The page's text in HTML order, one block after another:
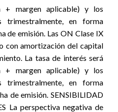
+ margen aplicable) y los
trimestralmente, en forma
de emisión. Las ON Clase IX
con amortización del capital
La tasa de interés será
+ margen aplicable) y los
trimestralmente, en forma
de emisión. SENSIBILIDAD
La perspectiva negativa de